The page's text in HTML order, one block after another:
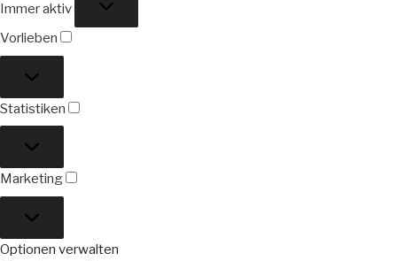
Immer aktiv
Vorlieben
Statistiken
Marketing
Optionen verwalten